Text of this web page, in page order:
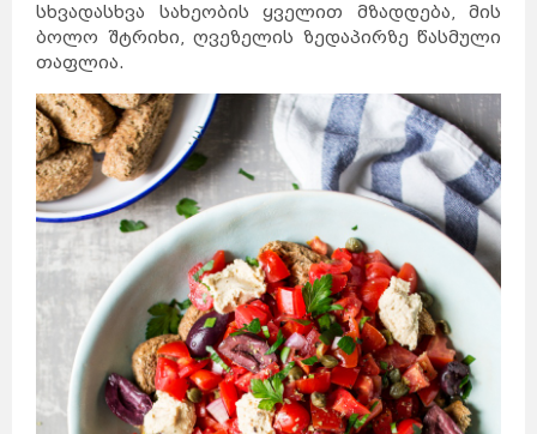
სხვადასხვა სახეობის ყველით მზადდება, მის
ბოლო შტრიხი, ღვეზელის ზედაპირზე წასმული
თაფლია.